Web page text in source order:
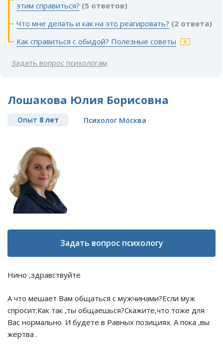
этим справиться? (5 ответов)
Что мне делать и как на это реагировать? (2 ответа)
Как справиться с обидой? Полезные советы
Задать вопрос психологам
Лошакова Юлия Борисовна
Опыт 8 лет Психолог Москва
Задать вопрос психологу
Нино ,здравствуйте
А что мешает Вам общаться с мужчинами?Если муж
спросит:Как так ,ты общаешься?Скажите,что тоже для
Вас нормально. И будете в Равных позициях. А пока ,вы
жертва .